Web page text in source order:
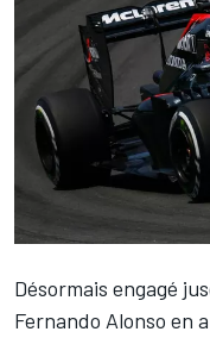
Désormais engagé
Fernando Alonso en